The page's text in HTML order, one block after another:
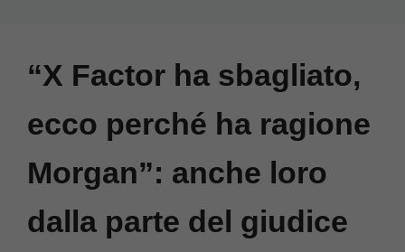
“X Factor ha sbagliato,
ecco perché ha ragione
Morgan”: anche loro
dalla parte del giudice